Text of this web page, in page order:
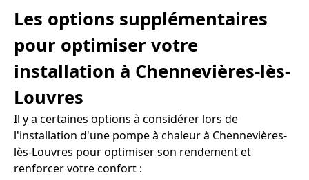
Les options supplémentaires
pour optimiser votre
installation à Chennevières-lès-
Louvres
Il y a certaines options à considérer lors de
l'installation d'une pompe à chaleur à Chennevières-
lès-Louvres pour optimiser son rendement et
renforcer votre confort :